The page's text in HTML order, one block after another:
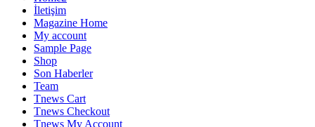
İletişim
Magazine Home
My account
Sample Page
Shop
Son Haberler
Team
Tnews Cart
Tnews Checkout
Tnews My Account